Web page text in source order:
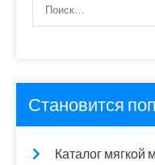
Становится
Каталог мягкой